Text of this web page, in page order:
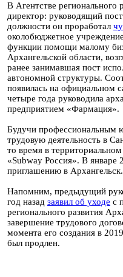
В Агентстве регионального
директор: руководящий
должности он проработал
околобюджетное
функции помощи малому
Архангельской области,
ранее занимавшая пост
автономной структуры.
появилась на официальном
четыре года руководила
предприятием «Фармация».
Будучи профессиональным
трудовую деятельность в
то время в
«Subway Россия». В январе
приглашению в Архангельск.
Напомним, предыдущий
год назад заявил об уходе с
регионального развития
завершение трудового
момента его создания в
был продлен.